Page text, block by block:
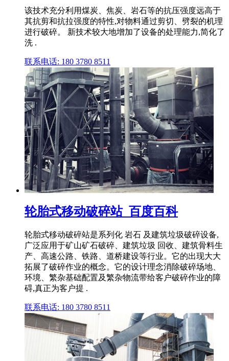
该技术充分利用煤炭、焦炭、岩石等的抗压强度远高于
其抗剪和抗拉强度的特性,对物料通过剪切、劈裂的机理
进行破碎。 新技术较大地增加了设备的处理能力,简化了
洗 .
联系电话: 180 3780 8511
轮胎式移动破碎站_百度百科
轮胎式移动破碎站是系列化 岩石 及建筑垃圾破碎设备,
广泛应用于矿山矿石破碎、建筑垃圾 回收、建筑骨料生
产、高速公路、铁路、道桥建设等行业。它的出现大大
拓展了破碎作业的概念。它的设计理念消除破碎场地、
环境、繁杂基础配置及繁杂物流带给客户破碎作业的障
碍,真正为客户提 .
联系电话: 180 3780 8511